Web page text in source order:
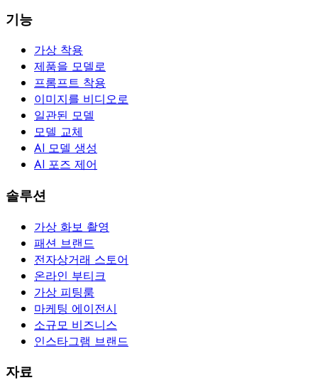
기능
가상 착용
제품을 모델로
프롬프트 착용
이미지를 비디오로
일관된 모델
모델 교체
AI 모델 생성
AI 포즈 제어
솔루션
가상 화보 촬영
패션 브랜드
전자상거래 스토어
온라인 부티크
가상 피팅룸
마케팅 에이전시
소규모 비즈니스
인스타그램 브랜드
자료